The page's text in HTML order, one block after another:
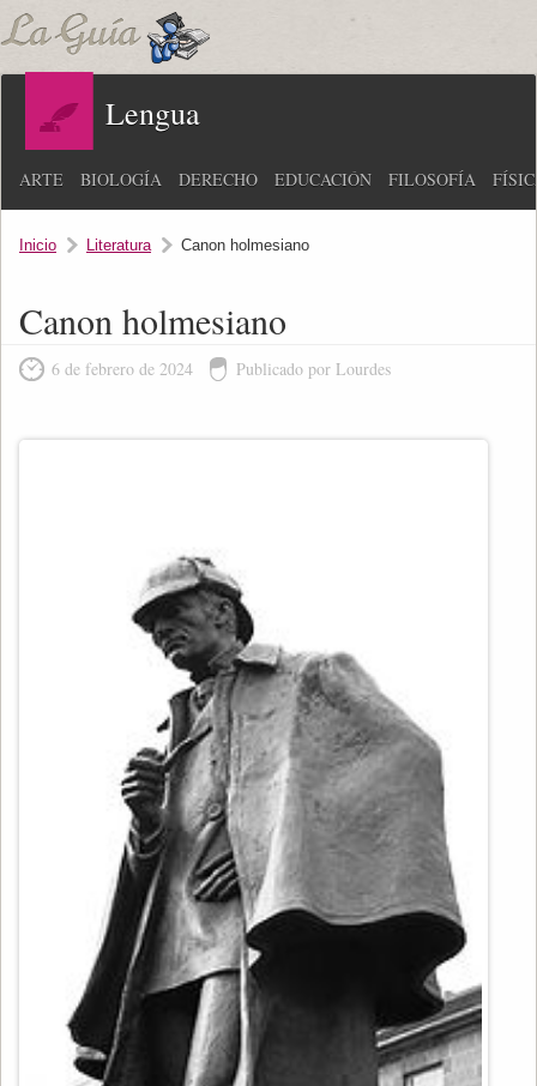
Lengua
ARTE BIOLOGÍA DERECHO EDUCACIÓN FILOSOFÍA
Inicio Literatura Canon holmesiano
Canon holmesiano
6 de febrero de 2024 Publicado por Lourdes